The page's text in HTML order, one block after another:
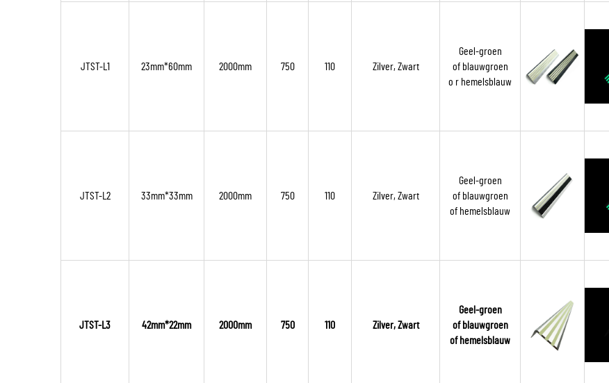
JTST-L1 23mm*60mm 2000mm 750 110 Zilver, Zwart
Geel-groen
of blauwgroen
o r hemelsblauw
JTST-L2 33mm*33mm 2000mm 750 110 Zilver, Zwart
Geel-groen
of blauwgroen
of hemelsblauw
JTST-L3 42mm*22mm 2000mm 750 110 Zilver, Zwart
Geel-groen
of blauwgroen
of hemelsblauw